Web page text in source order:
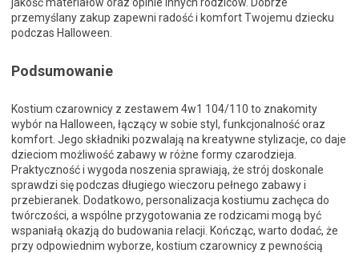
przemyślany zakup zapewni radość i komfort Twojemu dziecku
podczas Halloween.
Podsumowanie
Kostium czarownicy z zestawem 4w1 104/110 to znakomity
wybór na Halloween, łączący w sobie styl, funkcjonalność oraz
komfort. Jego składniki pozwalają na kreatywne stylizacje, co daje
dzieciom możliwość zabawy w różne formy czarodzieja.
Praktyczność i wygoda noszenia sprawiają, że strój doskonale
sprawdzi się podczas długiego wieczoru pełnego zabawy i
przebieranek. Dodatkowo, personalizacja kostiumu zachęca do
twórczości, a wspólne przygotowania ze rodzicami mogą być
wspaniałą okazją do budowania relacji. Kończąc, warto dodać, że
przy odpowiednim wyborze, kostium czarownicy z pewnością